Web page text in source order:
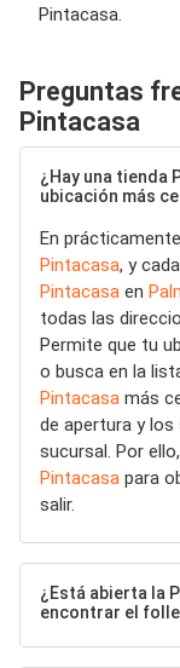
Pintacasa.
Preguntas
Pintacasa
¿Hay una tienda
ubicación más
En
Pintacasa, y
Pintacasa en
todas las
Permite que tu
o busca en la
Pintacasa más
de apertura y los
sucursal. Por
Pintacasa para
salir.
¿Está abierta la
encontrar el